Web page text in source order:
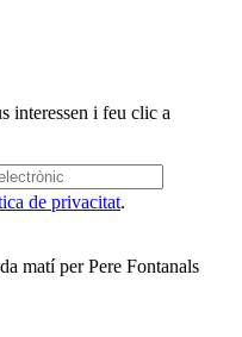
interessen i feu clic a
de privacitat.
matí per Pere Fontanals